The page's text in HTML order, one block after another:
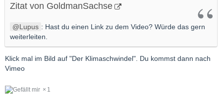
Zitat von GoldmanSachse
Lupus : Hast du einen Link zu dem Video? Würde das gern
weiterleiten.
Klick mal im Bild auf "Der Klimaschwindel". Du kommst dann nach
Vimeo
1